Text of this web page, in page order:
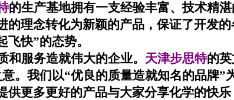
的生产基地拥有一支经验丰富、技术精
的理念转化为新颖的产品，保证了开发
飞快”的态势。
和服务造就伟大的企业。 天津步思特的
。我们以“优良的质量造就知名的品牌”
供更多更好的产品与大家分享化学的快乐